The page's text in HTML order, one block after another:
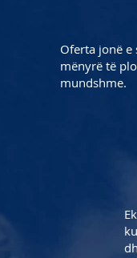
Oferta jonë
mënyrë të
mundshme.